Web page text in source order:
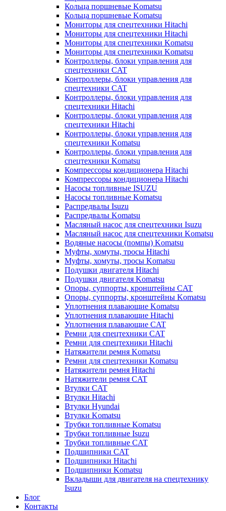
Кольца поршневые Komatsu
Кольца поршневые Komatsu
Мониторы для спецтехники Hitachi
Мониторы для спецтехники Hitachi
Мониторы для спецтехники Komatsu
Мониторы для спецтехники Komatsu
Контроллеры, блоки управления для
спецтехники CAT
Контроллеры, блоки управления для
спецтехники CAT
Контроллеры, блоки управления для
спецтехники Hitachi
Контроллеры, блоки управления для
спецтехники Hitachi
Контроллеры, блоки управления для
спецтехники Komatsu
Контроллеры, блоки управления для
спецтехники Komatsu
Компрессоры кондиционера Hitachi
Компрессоры кондиционера Hitachi
Насосы топливные ISUZU
Насосы топливные Komatsu
Распредвалы Isuzu
Распредвалы Komatsu
Масляный насос для спецтехники Isuzu
Масляный насос для спецтехники Komatsu
Водяные насосы (помпы) Komatsu
Муфты, хомуты, тросы Hitachi
Муфты, хомуты, тросы Komatsu
Подушки двигателя Hitachi
Подушки двигателя Komatsu
Опоры, суппорты, кронштейны CAT
Опоры, суппорты, кронштейны Komatsu
Уплотнения плавающие Komatsu
Уплотнения плавающие Hitachi
Уплотнения плавающие CAT
Ремни для спецтехники CAT
Ремни для спецтехники Hitachi
Натяжители ремня Komatsu
Ремни для спецтехники Komatsu
Натяжители ремня Hitachi
Натяжители ремня CAT
Втулки CAT
Втулки Hitachi
Втулки Hyundai
Втулки Komatsu
Трубки топливные Komatsu
Трубки топливные Isuzu
Трубки топливные CAT
Подшипники CAT
Подшипники Hitachi
Подшипники Komatsu
Вкладыши для двигателя на спецтехнику
Isuzu
Блог
Контакты